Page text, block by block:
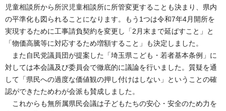
児童相談所から所沢児童相談所に所管変更することも決まり、県内
の平準化も図られることになります。もう1つは令和7年4月開所を
実現するために工事請負契約を変更し「2月末まで延ばすこと」と
「物価高騰等に対応するため増額すること」も決定しました。
また自民党議員団が提案した「埼玉県こども・若者基本条例」に
対しては本会議及び委員会で徹底的に議論を行いました。質疑を通
して「県民への過度な価値観の押し付けはしない」ということの確
認ができたためわが会派も賛成しました。
これからも無所属県民会議は子どもたちの安心・安全のため力を